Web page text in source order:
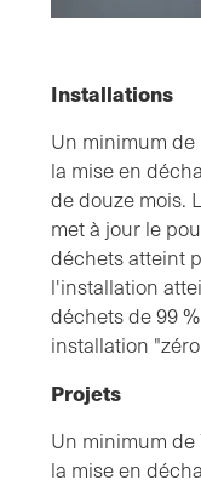
Installations
Un minimum
la mise en
de douze mois.
met à jour le
déchets atteint
l'installation
déchets de 99
installation
Projets
Un minimum
la mise en